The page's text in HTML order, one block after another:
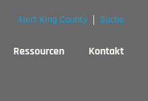
Ressourcen Kontakt
Alert King County Suche